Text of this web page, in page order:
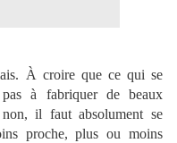
À croire que ce qui se
à fabriquer de beaux
non, il faut absolument se
proche, plus ou moins